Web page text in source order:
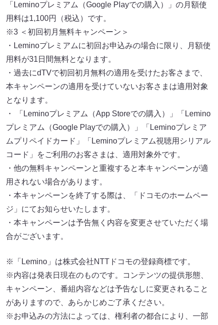
「Leminoプレミアム（Google Playでの購入）」の月額使
用料は1,100円（税込）です。
※3 ＜初回初月無料キャンペーン＞
・Leminoプレミアムに初回お申込みの場合に限り、月額使
用料が31日間無料となります。
・過去にdTVで初回初月無料の適用を受けたお客さまで、
本キャンペーンの適用を受けていないお客さまは適用対象
となります。
・ 「Leminoプレミアム（App Storeでの購入）」「Lemino
プレミアム（Google Playでの購入）」「Leminoプレミア
ムプリペイドカード」「Leminoプレミアム視聴用シリアル
コード」をご利用のお客さまは、適用対象外です。
・他の無料キャンペーンと重複すると本キャンペーンが適
用されない場合があります。
・本キャンペーンを終了する際は、「ドコモのホームペー
ジ」にてお知らせいたします。
・本キャンペーンは予告無く内容を変更させていただく場
合がございます。
※「Lemino」は株式会社NTTドコモの登録商標です。
※内容は発表日現在のものです。コンテンツの提供形態、
キャンペーン、番組内容などは予告なしに変更されること
がありますので、あらかじめご了承ください。
※お申込みの方法によっては、権利者の都合により、一部